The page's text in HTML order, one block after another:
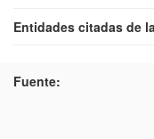
Entidades citadas de
Fuente: